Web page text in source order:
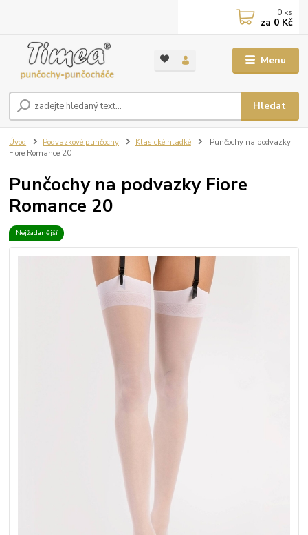
Menu
Hledat
0 ks
za 0 Kč
Úvod Podvazkové punčochy Klasické hladké
Punčochy na podvazky
Fiore Romance 20
Punčochy na podvazky Fiore
Romance 20
Nejžádanější